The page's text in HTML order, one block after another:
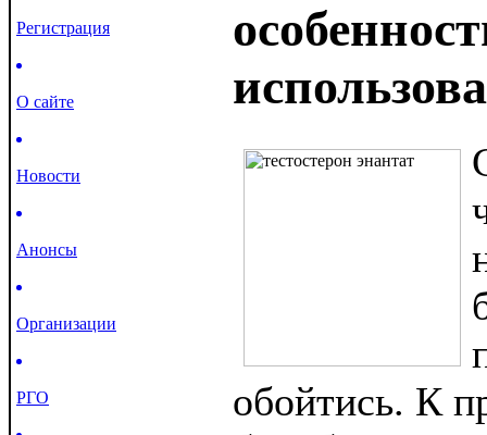
Регистрация
О сайте
Новости
Анонсы
Организации
РГО
обойтись. К